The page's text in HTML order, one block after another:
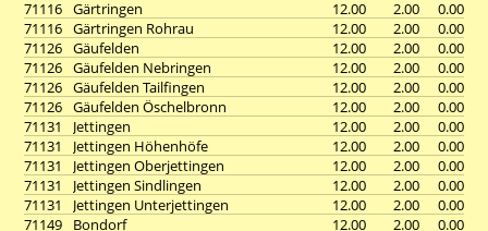
71116 Gärtringen 12.00 2.00
0.00
71116 Gärtringen Rohrau 12.00 2.00
0.00
71126 Gäufelden 12.00 2.00
0.00
71126 Gäufelden Nebringen 12.00 2.00
0.00
71126 Gäufelden Tailfingen 12.00 2.00
0.00
71126 Gäufelden Öschelbronn 12.00 2.00
0.00
71131
Jettingen 12.00 2.00
0.00
71131
Jettingen Höhenhöfe 12.00 2.00
0.00
71131
Jettingen Oberjettingen 12.00 2.00
0.00
71131
Jettingen Sindlingen 12.00 2.00
0.00
71131
Jettingen Unterjettingen 12.00 2.00
0.00
71149
Bondorf 12.00 2.00
0.00